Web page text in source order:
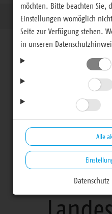
Wahl
Ergebnisse der
möchten. Bitte beachten Sie,
Einstellungen womöglich
Seite zur Verfügung stehen.
in unseren
Alle
Datenschutz